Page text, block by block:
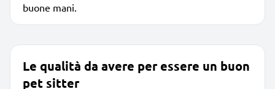
buone mani.
Le qualità da avere per essere un buon
pet sitter